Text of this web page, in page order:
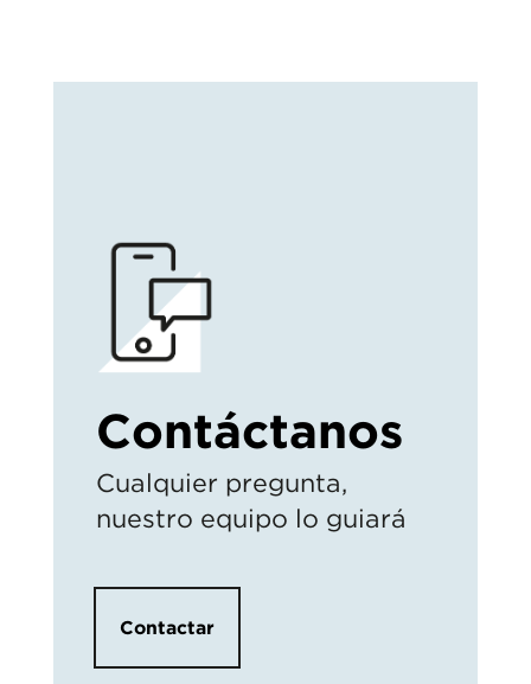
Contáctanos
Cualquier pregunta,
nuestro equipo lo guiará
Contactar